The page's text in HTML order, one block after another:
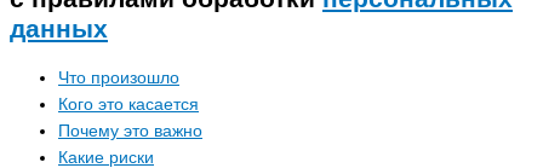
данных
Что произошло
Кого это касается
Почему это важно
Какие риски